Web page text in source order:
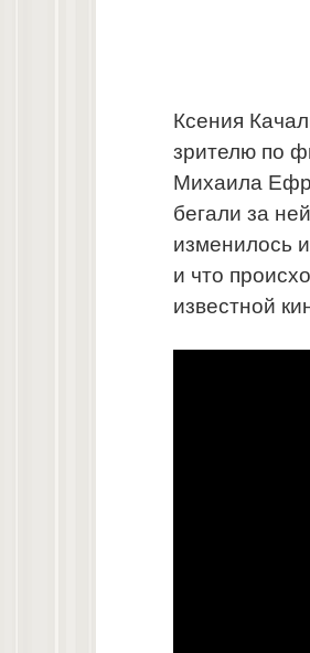
Ксения
зрителю по
Михаила
бегали за
изменилось
и что
известной